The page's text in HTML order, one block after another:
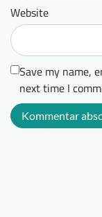
Website
Save my name,
next time I